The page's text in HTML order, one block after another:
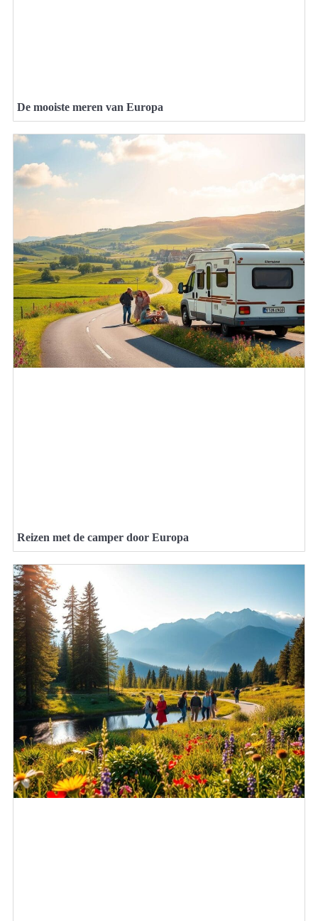
De mooiste meren van Europa
Reizen met de camper door Europa